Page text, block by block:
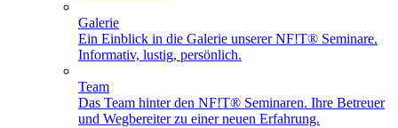
Galerie
Ein Einblick in die Galerie unserer NF!T® Seminare.
Informativ, lustig, persönlich.
Team
Das Team hinter den NF!T® Seminaren. Ihre Betreuer
und Wegbereiter zu einer neuen Erfahrung.